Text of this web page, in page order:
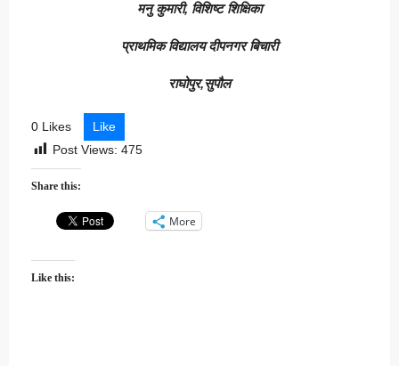
मनु कुमारी, विशिष्ट शिक्षिका
प्राथमिक विद्यालय दीपनगर बिचारी
राघोपुर,सुपौल
0 Likes
Like
Post Views: 475
Share this:
More
Like this: